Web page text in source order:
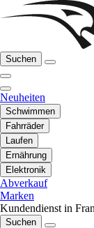
Suchen
Neuheiten
Schwimmen
Fahrräder
Laufen
Ernährung
Elektronik
Abverkauf
Marken
Kundendienst in
Suchen